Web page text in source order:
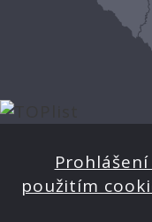
použitím